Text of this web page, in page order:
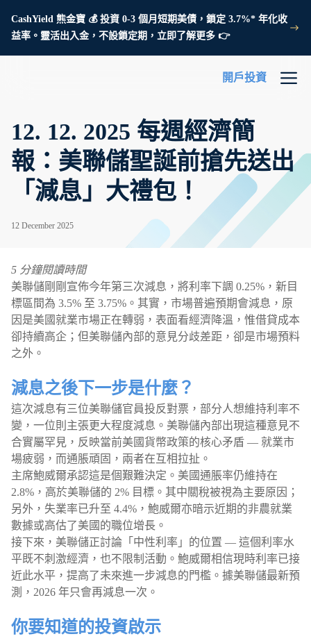
CashYield 熊金寶 💰 投資 0-3 個月短期美債，鎖定 3.7%* 年化收
益率。靈活出入金，不設鎖定期，立即了解更多 👉
開戶投資
12. 12. 2025 每週經濟簡
報：美聯儲聖誕前搶先送出
「減息」大禮包！
12 December 2025
5 分鐘閱讀時間
美聯儲剛剛宣佈今年第三次減息，將利率下調 0.25%，新目
標區間為 3.5% 至 3.75%。其實，市場普遍預期會減息，原
因是美國就業市場正在轉弱，表面看經濟降溫，惟借貸成本
卻持續高企；但美聯儲內部的意見分歧差距，卻是市場預料
之外。
減息之後下一步是什麼？
這次減息有三位美聯儲官員投反對票，部分人想維持利率不
變，一位則主張更大程度減息。美聯儲內部出現這種意見不
合實屬罕見，反映當前美國貨幣政策的核心矛盾 — 就業市
場疲弱，而通脹頑固，兩者在互相拉扯。
主席鮑威爾承認這是個艱難決定。美國通脹率仍維持在
2.8%，高於美聯儲的 2% 目標。其中關稅被視為主要原因；
另外，失業率已升至 4.4%，鮑威爾亦暗示近期的非農就業
數據或高估了美國的職位增長。
接下來，美聯儲正討論「中性利率」的位置 — 這個利率水
平既不刺激經濟，也不限制活動。鮑威爾相信現時利率已接
近此水平，提高了未來進一步減息的門檻。據美聯儲最新預
測，2026 年只會再減息一次。
你要知道的投資啟示